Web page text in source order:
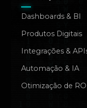
Dashboards & BI
Produtos Digitais
Integrações &
Automação & IA
Otimização de ROI